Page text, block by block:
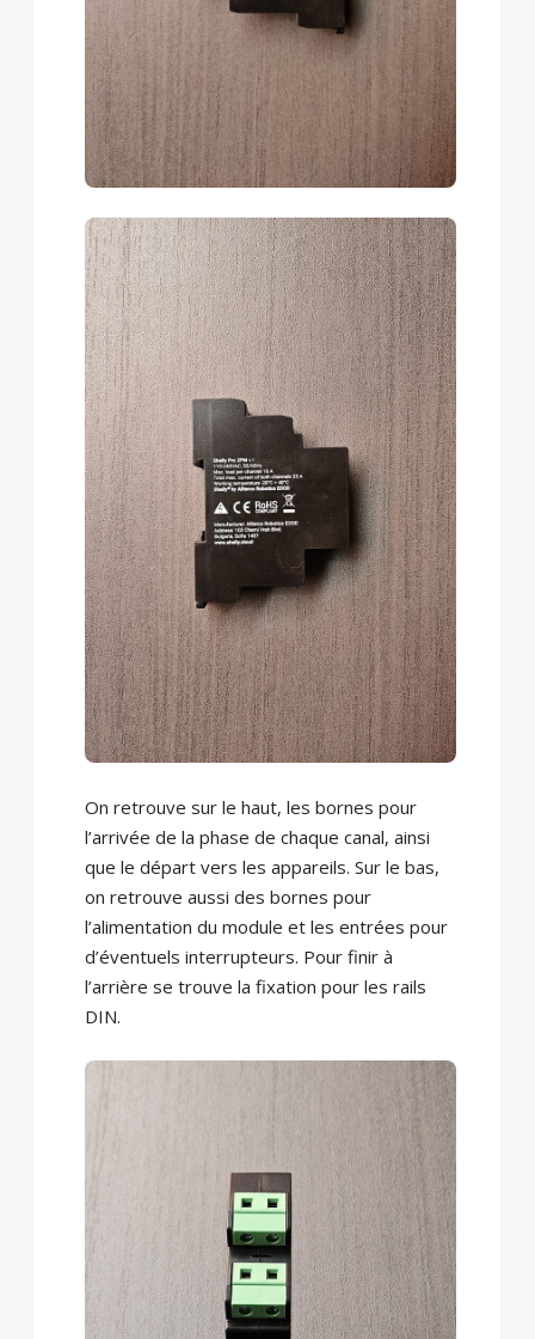
On retrouve sur le haut, les bornes pour
l’arrivée de la phase de chaque canal, ainsi
que le départ vers les appareils. Sur le bas,
on retrouve aussi des bornes pour
l’alimentation du module et les entrées pour
d’éventuels interrupteurs. Pour finir à
l’arrière se trouve la fixation pour les rails
DIN.